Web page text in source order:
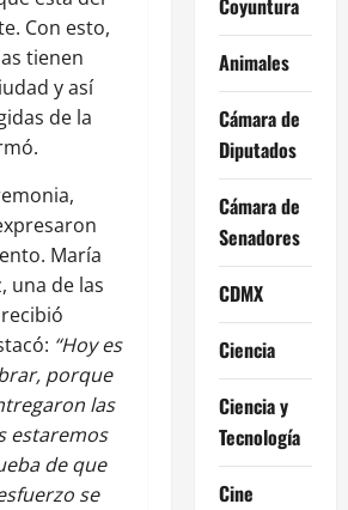
Con esto,
tienen
y así
de la
María
una de las
“Hoy es
porque
las
estaremos
de que
se
Coyuntura
Animales
Cámara de
Diputados
Cámara de
Senadores
CDMX
Ciencia
Ciencia y
Tecnología
Cine